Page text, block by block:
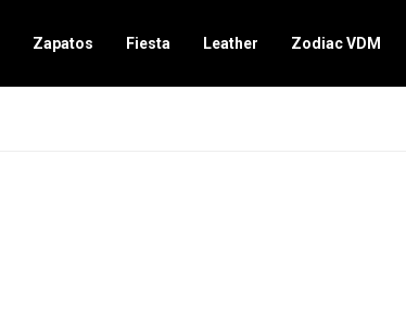
Zapatos Fiesta Leather Zodiac VDM